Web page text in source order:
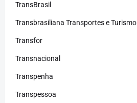
TransBrasil
Transbrasiliana Transportes e Turismo
Transfor
Transnacional
Transpenha
Transpessoa